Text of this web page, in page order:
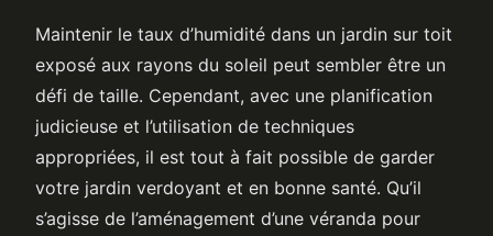
Maintenir le taux d’humidité dans un jardin sur toit
exposé aux rayons du soleil peut sembler être un
défi de taille. Cependant, avec une planification
judicieuse et l’utilisation de techniques
appropriées, il est tout à fait possible de garder
votre jardin verdoyant et en bonne santé. Qu’il
s’agisse de l’aménagement d’une véranda pour